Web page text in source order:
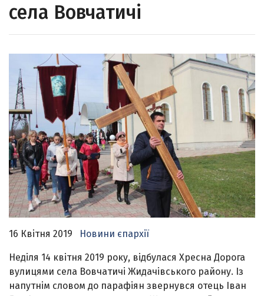
села Вовчатичі
16 Квітня 2019 Новини єпархії
Неділя 14 квітня 2019 року, відбулася Хресна Дорога
вулицями села Вовчатичі Жидачівського району. Із
напутнім словом до парафіян звернувся отець Іван